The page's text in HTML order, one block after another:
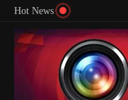
Lewati ke konten
Hot News